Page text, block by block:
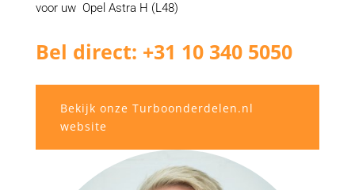
voor uw Opel Astra H (L48)
Bel direct: +31 10 340 5050
Bekijk onze Turboonderdelen.nl
website